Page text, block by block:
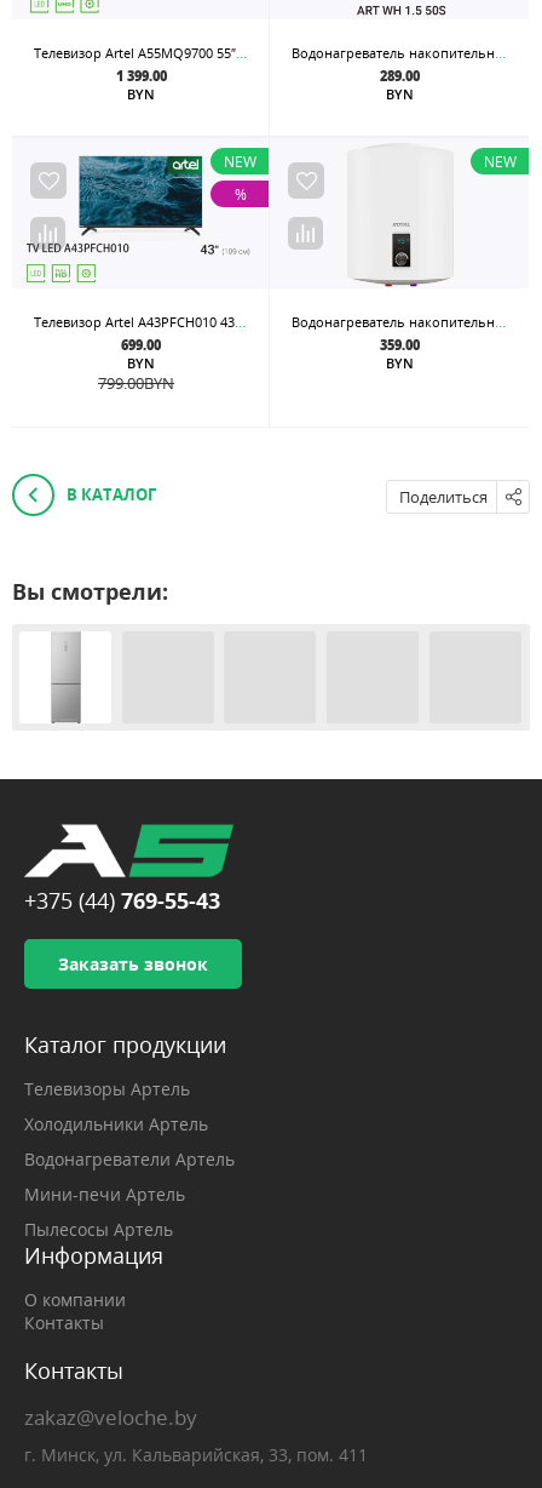
Телевизор Artel A55MQ9700 55″ Google tv 4K QLED
1 399.00
BYN
Водонагреватель накопительный Artel ART WH 1.5 50S
289.00
BYN
NEW
%
Телевизор Artel A43PFCH010 43″ Google tv FullHD
699.00
BYN
799.00BYN
NEW
Водонагреватель накопительный Artel ARTDRY WH 1.5 50
359.00
BYN
В КАТАЛОГ Поделиться
Вы смотрели:
+375 (44) 769-55-43
Заказать звонок
Каталог продукции
Телевизоры Артель
Холодильники Артель
Водонагреватели Артель
Мини-печи Артель
Пылесосы Артель
Информация
О компании
Контакты
Контакты
zakaz@veloche.by
г. Минск, ул. Кальварийская, 33, пом. 411